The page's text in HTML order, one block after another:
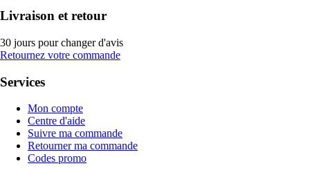
Livraison et retour
30 jours pour changer d'avis
Retournez votre commande
Services
Mon compte
Centre d'aide
Suivre ma commande
Retourner ma commande
Codes promo